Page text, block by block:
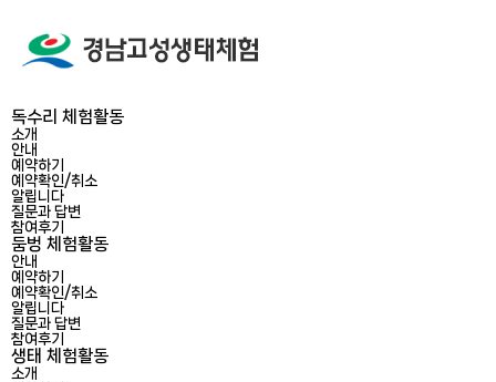
독수리 체험활동
소개
안내
예약하기
예약확인/취소
알립니다
질문과 답변
참여후기
둠벙 체험활동
안내
예약하기
예약확인/취소
알립니다
질문과 답변
참여후기
생태 체험활동
소개